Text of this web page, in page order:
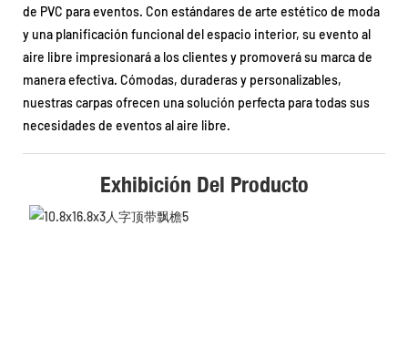
de PVC para eventos. Con estándares de arte estético de moda
y una planificación funcional del espacio interior, su evento al
aire libre impresionará a los clientes y promoverá su marca de
manera efectiva. Cómodas, duraderas y personalizables,
nuestras carpas ofrecen una solución perfecta para todas sus
necesidades de eventos al aire libre.
Exhibición Del Producto